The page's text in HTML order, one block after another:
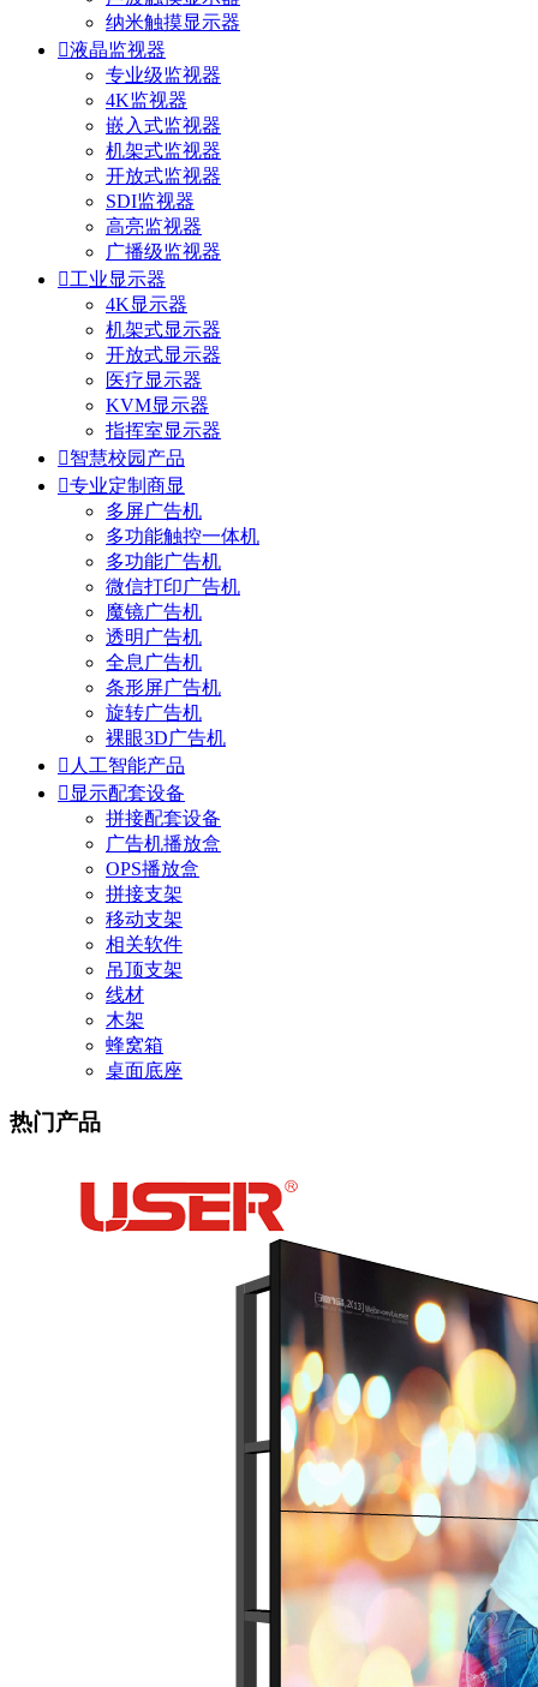
纳米触摸显示器
液晶监视器
专业级监视器
4K监视器
嵌入式监视器
机架式监视器
开放式监视器
SDI监视器
高亮监视器
广播级监视器
工业显示器
4K显示器
机架式显示器
开放式显示器
医疗显示器
KVM显示器
指挥室显示器
智慧校园产品
专业定制商显
多屏广告机
多功能触控一体机
多功能广告机
微信打印广告机
魔镜广告机
透明广告机
全息广告机
条形屏广告机
旋转广告机
裸眼3D广告机
 人工智能产品
 显示配套设备
拼接配套设备
广告机播放盒
OPS播放盒
拼接支架
移动支架
相关软件
吊顶支架
线材
木架
蜂窝箱
桌面底座
热门产品